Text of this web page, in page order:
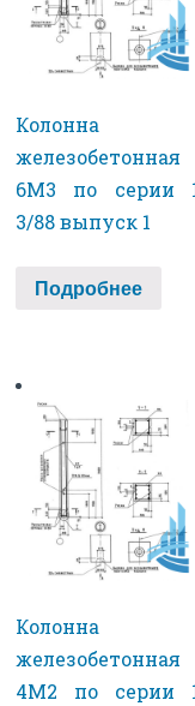
Колонна
6М3 по серии
3/88 выпуск 1
Подробнее
Колонна
4М2 по серии